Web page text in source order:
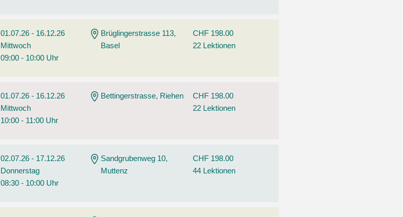
01.07.26 - 16.12.26
Mittwoch
09:00 - 10:00 Uhr
Brüglingerstrasse 113,
Basel
CHF 198.00
22 Lektionen
01.07.26 - 16.12.26
Mittwoch
10:00 - 11:00 Uhr
Bettingerstrasse, Riehen
CHF 198.00
22 Lektionen
02.07.26 - 17.12.26
Donnerstag
08:30 - 10:00 Uhr
Sandgrubenweg 10,
Muttenz
CHF 198.00
44 Lektionen